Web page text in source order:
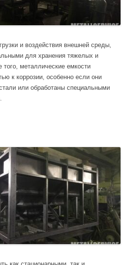
и воздействия внешней среды,
для хранения тяжелых и
металлические емкости
к коррозии, особенно если они
или обработаны специальными